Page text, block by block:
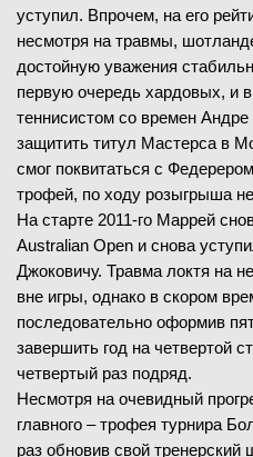
уступил. Впрочем, на его
несмотря на травмы,
достойную уважения
первую очередь хардовых, и
теннисистом со времен
защитить титул Мастерса в
смог поквитаться с
трофей, по ходу розыгрыша
На старте 2011-го Маррей
Australian Open и снова
Джоковичу. Травма локтя на
вне игры, однако в скором
последовательно оформив
завершить год на четвертой
четвертый раз подряд.
Несмотря на очевидный
главного – трофея турнира
раз обновив свой тренерский